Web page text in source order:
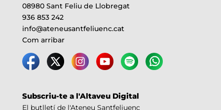
08980 Sant Feliu de Llobregat
936 853 242
info@ateneusantfeliuenc.cat
Com arribar
Subscriu-te a l'Altaveu Digital
El butlletí de l'Ateneu Santfeliuenc